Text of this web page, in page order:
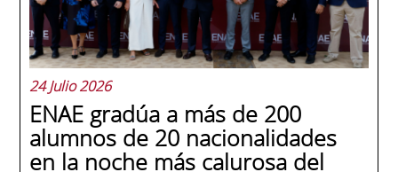
24 Julio 2026
ENAE gradúa a más de 200
alumnos de 20 nacionalidades
en la noche más calurosa del